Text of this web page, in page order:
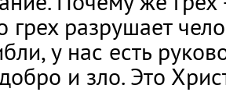
грех разрушает
у нас есть
и зло. Это